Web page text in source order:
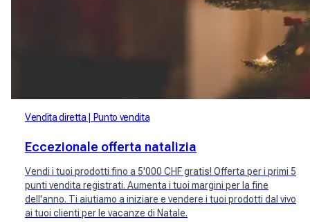
Vendita diretta Punto vendita
Eccezionale offerta natalizia
Vendi i tuoi prodotti fino a 5'000 CHF gratis! Offerta per i primi 5
punti vendita registrati. Aumenta i tuoi margini per la fine
dell'anno. Ti aiutiamo a iniziare e vendere i tuoi prodotti dal vivo
ai tuoi clienti per le vacanze di Natale.